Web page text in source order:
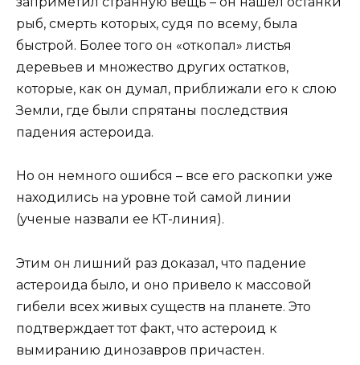
рыб, смерть которых, судя по всему, была
быстрой. Более того он «откопал» листья
деревьев и множество других остатков,
которые, как он думал, приближали его к слою
Земли, где были спрятаны последствия
падения астероида.
Но он немного ошибся – все его раскопки уже
находились на уровне той самой линии
(ученые назвали ее КТ-линия).
Этим он лишний раз доказал, что падение
астероида было, и оно привело к массовой
гибели всех живых существ на планете. Это
подтверждает тот факт, что астероид к
вымиранию динозавров причастен.